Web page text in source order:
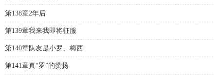
第138章2年后
第139章我来我即将征服
第140章队友是小罗、梅西
第141章真“罗”的赞扬